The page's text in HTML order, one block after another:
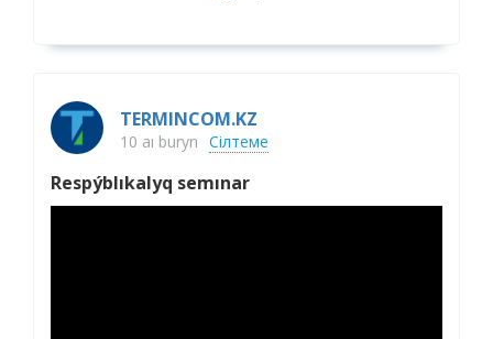
TERMINCOM.KZ
10 aı buryn Сілтеме
Respýblıkalyq semınar